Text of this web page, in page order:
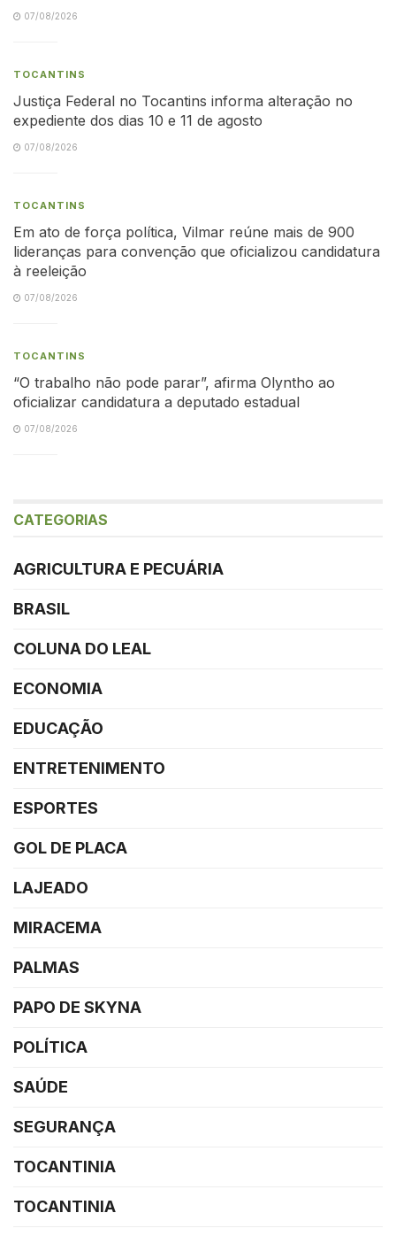
07/08/2026
TOCANTINS
Justiça Federal no Tocantins informa alteração no
expediente dos dias 10 e 11 de agosto
07/08/2026
TOCANTINS
Em ato de força política, Vilmar reúne mais de 900
lideranças para convenção que oficializou candidatura
à reeleição
07/08/2026
TOCANTINS
“O trabalho não pode parar”, afirma Olyntho ao
oficializar candidatura a deputado estadual
07/08/2026
CATEGORIAS
AGRICULTURA E PECUÁRIA
BRASIL
COLUNA DO LEAL
ECONOMIA
EDUCAÇÃO
ENTRETENIMENTO
ESPORTES
GOL DE PLACA
LAJEADO
MIRACEMA
PALMAS
PAPO DE SKYNA
POLÍTICA
SAÚDE
SEGURANÇA
TOCANTINIA
TOCANTINIA